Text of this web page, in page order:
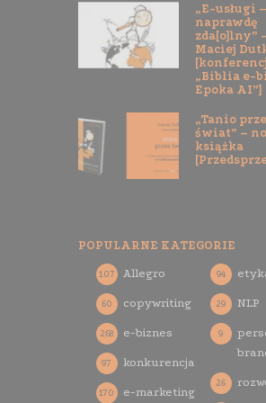
„E-usługi
naprawdę
zda[o]lny”
Maciej
„Biblia e-
Epoka AI”]
„Tanio
świat” –
książka
POPULARNE KATEGORIE
Allegro
107
copywriting
60
e-biznes
268
konkurencja
97
e-marketing
170
94
NLP
29
9
26